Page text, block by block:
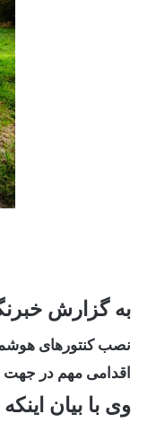
به گزارش
نصب کنتورهای
اقدامی مهم در
وی با بیان